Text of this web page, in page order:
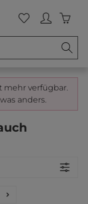
Du hast 0
mehr verfügbar.
anders.